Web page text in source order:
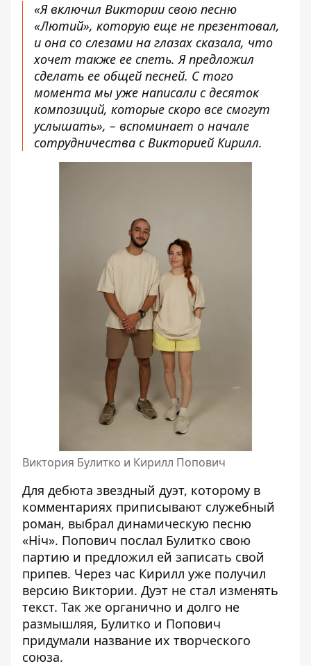
«Я включил Виктории свою песню
«Лютий», которую еще не презентовал,
и она со слезами на глазах сказала, что
хочет также ее спеть. Я предложил
сделать ее общей песней. С того
момента мы уже написали с десяток
композиций, которые скоро все смогут
услышать», – вспоминает о начале
сотрудничества с Викторией Кирилл.
Виктория Булитко и Кирилл Попович
Для дебюта звездный дуэт, которому в
комментариях приписывают служебный
роман, выбрал динамическую песню
«Ніч». Попович послал Булитко свою
партию и предложил ей записать свой
припев. Через час Кирилл уже получил
версию Виктории. Дуэт не стал изменять
текст. Так же органично и долго не
размышляя, Булитко и Попович
придумали название их творческого
союза.